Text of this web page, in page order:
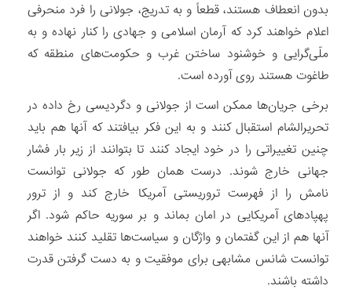
بدون انعطاف هستند، قطعاً و به تدریج، جولانی را فرد منحرفی
اعلام خواهند کرد که آرمان اسلامی و جهادی را کنار نهاده و به
ملّی‌‏گرایی و خوشنود ساختن غرب و حکومت‌های منطقه که
طاغوت هستند روی آورده است.
برخی جریان‌ها ممکن است از جولانی و دگردیسی رخ داده در
تحریرالشام استقبال کنند و به این فکر بیافتند که آنها هم باید
چنین تغییراتی را در خود ایجاد کنند تا بتوانند از زیر بار فشار
جهانی خارج شوند. درست همان طور که جولانی توانست
نامش را از فهرست تروریستی آمریکا خارج کند و از ترور
پهپادهای آمریکایی در امان بماند و بر سوریه حاکم شود. اگر
آنها هم از این گفتمان و واژگان و سیاست‌ها تقلید کنند خواهند
توانست شانس مشابهی برای موفقیت و به دست گرفتن قدرت
داشته باشند.